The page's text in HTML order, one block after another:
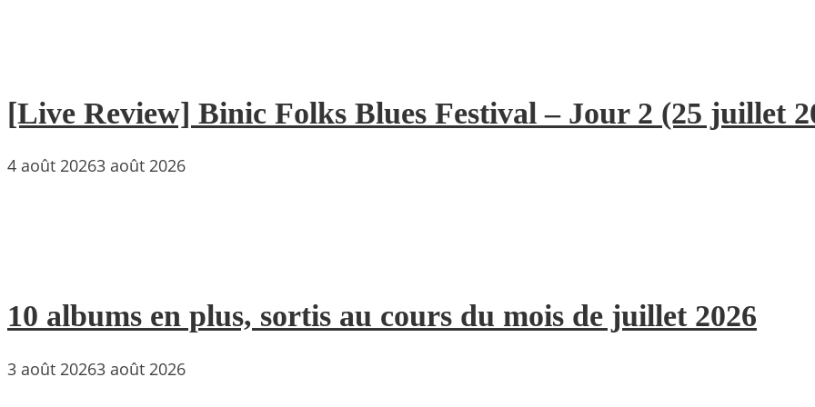
[Live Review] Binic Folks Blues Festival – Jour 2 (25 juillet
4 août 20263 août 2026
10 albums en plus, sortis au cours du mois de juillet 2026
3 août 20263 août 2026